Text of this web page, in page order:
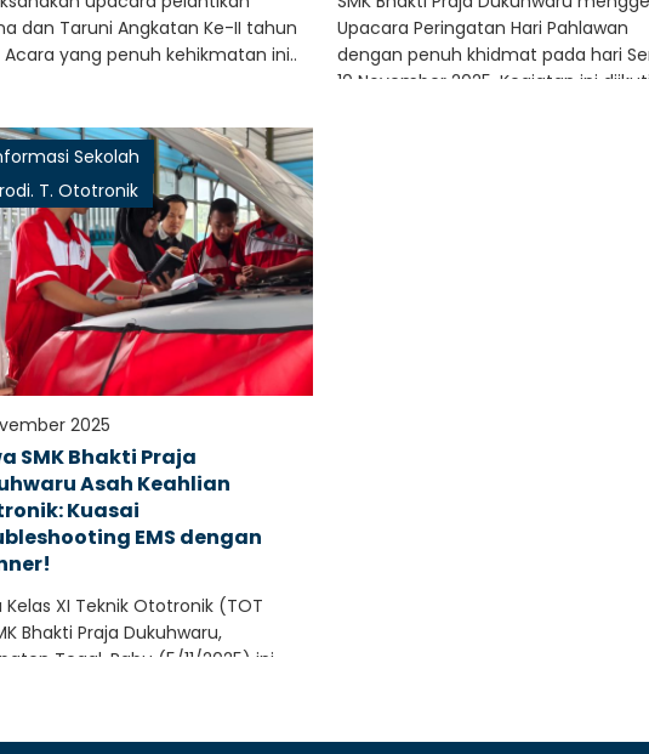
dan Taruni Angkatan Ke-II tahun
Acara yang penuh kehikmatan ini..
Upacara Peringatan Hari Pahlawan
dengan penuh khidmat pada hari
10 November 2025. Kegiatan ini diikuti..
Sekolah
T. Ototronik
2025
SMK Bhakti Praja
Asah Keahlian
Kuasai
EMS dengan
Kelas XI Teknik Ototronik (TOT
Bhakti Praja Dukuhwaru,
Tegal, Rabu (5/11/2025) ini